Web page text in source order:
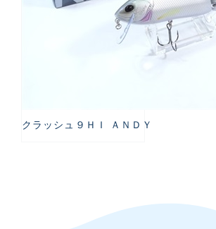
クラッシュ９ＨＩ ＡＮＤＹ